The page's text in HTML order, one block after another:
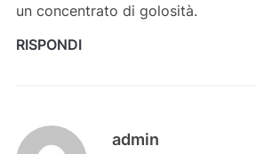
un concentrato di golosità.
RISPONDI
admin